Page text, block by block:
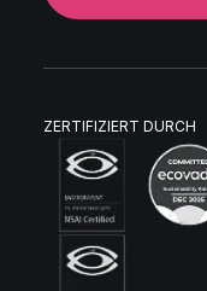
ZERTIFIZIERT DURCH